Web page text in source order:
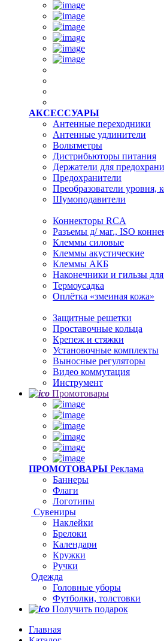
АКСЕССУАРЫ
Антенные переходники
Антенные удлинители
Вольтметры
Дистрибьюторы питания
Держатели для
Предохранители
Преобразователи уровня,
Шумоподавители
Коннекторы RCA
Разъемы д/ маг., ISO
Клеммы силовые
Клеммы акустические
Клеммы АКБ
Наконечники и гильзы для
Термоусадка
Оплётка «змеиная кожа»
Защитные решетки
Проставочные кольца
Крепеж и стяжки
Установочные комплекты
Выносные регуляторы
Видео коммутация
Инструмент
Промотовары
ПРОМОТОВАРЫ Реклама
Баннеры
Флаги
Логотипы
Сувениры
Наклейки
Брелоки
Календари
Кружки
Ручки
Одежда
Головные уборы
Футболки, толстовки
Получить подарок
Главная